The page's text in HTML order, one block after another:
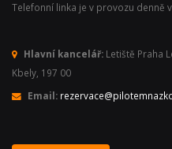
Telefonní linka je v provozu denně
Hlavní kancelář: Letiště Praha
Kbely, 197 00
Email: